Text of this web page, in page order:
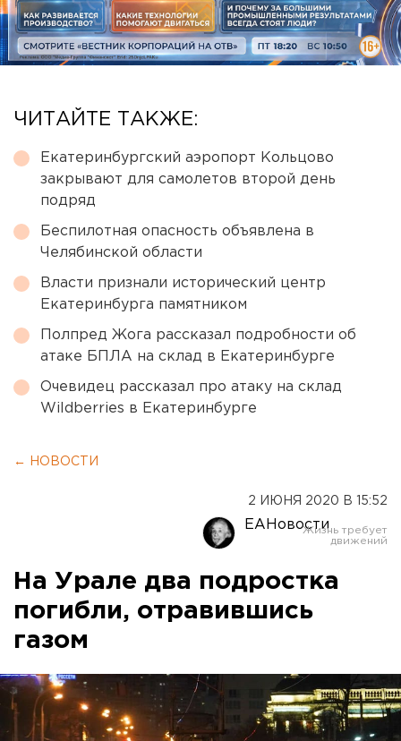
ЧИТАЙТЕ ТАКЖЕ:
Екатеринбургский аэропорт Кольцово
закрывают для самолетов второй день
подряд
Беспилотная опасность объявлена в
Челябинской области
Власти признали исторический центр
Екатеринбурга памятником
Полпред Жога рассказал подробности об
атаке БПЛА на склад в Екатеринбурге
Очевидец рассказал про атаку на склад
Wildberries в Екатеринбурге
← НОВОСТИ
2 ИЮНЯ 2020 В 15:52
ЕАНовости
На Урале два подростка
погибли, отравившись
газом